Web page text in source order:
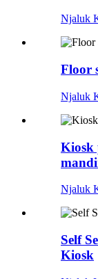
Njaluk
Floor
Njaluk
Kiosk
Njaluk
Self
Kiosk